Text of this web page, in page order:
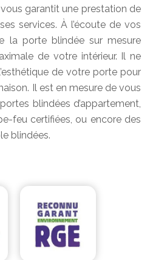
garantit une prestation de
services. À l’écoute de vos
la porte blindée sur mesure
de votre intérieur. Il ne
de votre porte pour
Il est en mesure de vous
blindées d’appartement,
feu certifiées, ou encore des
blindées.